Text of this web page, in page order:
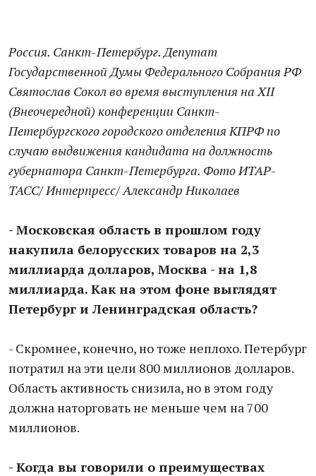
Россия. Санкт-Петербург. Депутат
Государственной Думы Федерального Собрания РФ
Святослав Сокол во время выступления на XII
(Внеочередной) конференции Санкт-
Петербургского городского отделения КПРФ по
случаю выдвижения кандидата на должность
губернатора Санкт-Петербурга. Фото ИТАР-
ТАСС/ Интерпресс/ Александр Николаев
- Московская область в прошлом году
накупила белорусских товаров на 2,3
миллиарда долларов, Москва - на 1,8
миллиарда. Как на этом фоне выглядят
Петербург и Ленинградская область?
- Скромнее, конечно, но тоже неплохо. Петербург
потратил на эти цели 800 миллионов долларов.
Область активность снизила, но в этом году
должна наторговать не меньше чем на 700
миллионов.
- Когда вы говорили о преимуществах